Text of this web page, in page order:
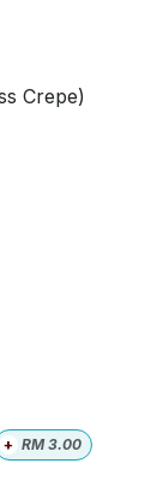
Crepe)
+ RM3.00